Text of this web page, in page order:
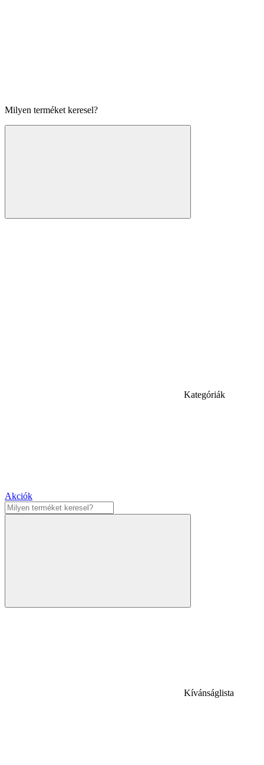
Milyen terméket keresel?
Kategóriák
Akciók
Kívánságlista